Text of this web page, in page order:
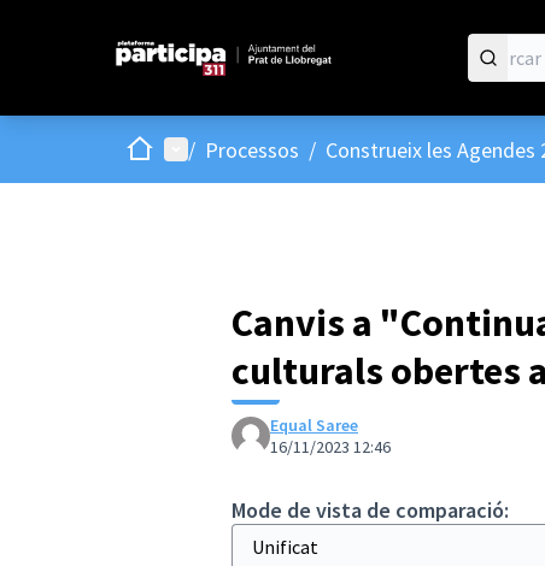
Inici Menú principal
/ Processos / Construeix les
Canvis a
culturals obertes
Equal Saree
16/11/2023 12:46
Mode de vista de comparació: